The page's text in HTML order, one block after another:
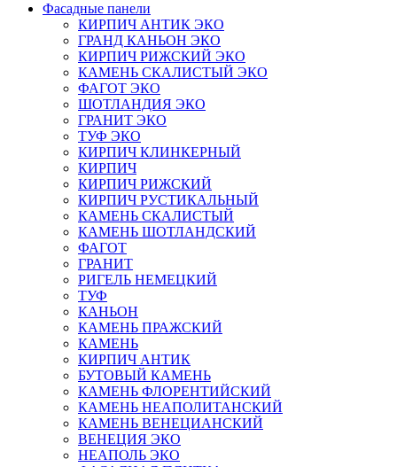
Фасадные панели
КИРПИЧ АНТИК ЭКО
ГРАНД КАНЬОН ЭКО
КИРПИЧ РИЖСКИЙ ЭКО
КАМЕНЬ СКАЛИСТЫЙ ЭКО
ФАГОТ ЭКО
ШОТЛАНДИЯ ЭКО
ГРАНИТ ЭКО
ТУФ ЭКО
КИРПИЧ КЛИНКЕРНЫЙ
КИРПИЧ
КИРПИЧ РИЖСКИЙ
КИРПИЧ РУСТИКАЛЬНЫЙ
КАМЕНЬ СКАЛИСТЫЙ
КАМЕНЬ ШОТЛАНДСКИЙ
ФАГОТ
ГРАНИТ
РИГЕЛЬ НЕМЕЦКИЙ
ТУФ
КАНЬОН
КАМЕНЬ ПРАЖСКИЙ
КАМЕНЬ
КИРПИЧ АНТИК
БУТОВЫЙ КАМЕНЬ
КАМЕНЬ ФЛОРЕНТИЙСКИЙ
КАМЕНЬ НЕАПОЛИТАНСКИЙ
КАМЕНЬ ВЕНЕЦИАНСКИЙ
ВЕНЕЦИЯ ЭКО
НЕАПОЛЬ ЭКО